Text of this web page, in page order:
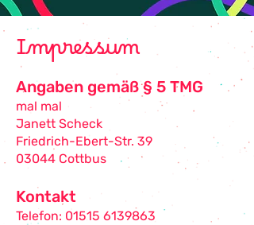
Impressum
Angaben gemäß § 5 TMG
mal mal
Janett Scheck
Friedrich-Ebert-Str. 39
03044 Cottbus
Kontakt
Telefon: 01515 6139863